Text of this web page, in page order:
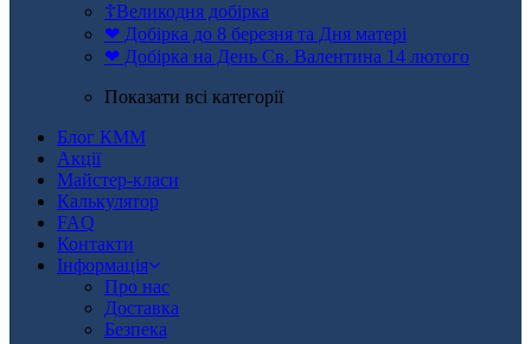
☦Великодня добірка
❤ Добірка до 8 березня та Дня матері
❤ Добірка на День Св. Валентина 14 лютого
Показати всі категорії
Блог КММ
Акції
Майстер-класи
Калькулятор
FAQ
Контакти
Інформація
Про нас
Доставка
Безпека